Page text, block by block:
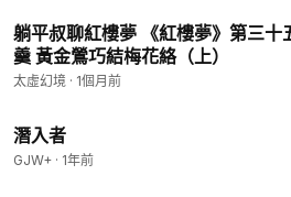
躺平叔聊紅樓夢 《紅樓夢》第三十
羹 黃金鶯巧結梅花絡（上）
太虛幻境 · 1個月前
潛入者
GJW+ · 1年前